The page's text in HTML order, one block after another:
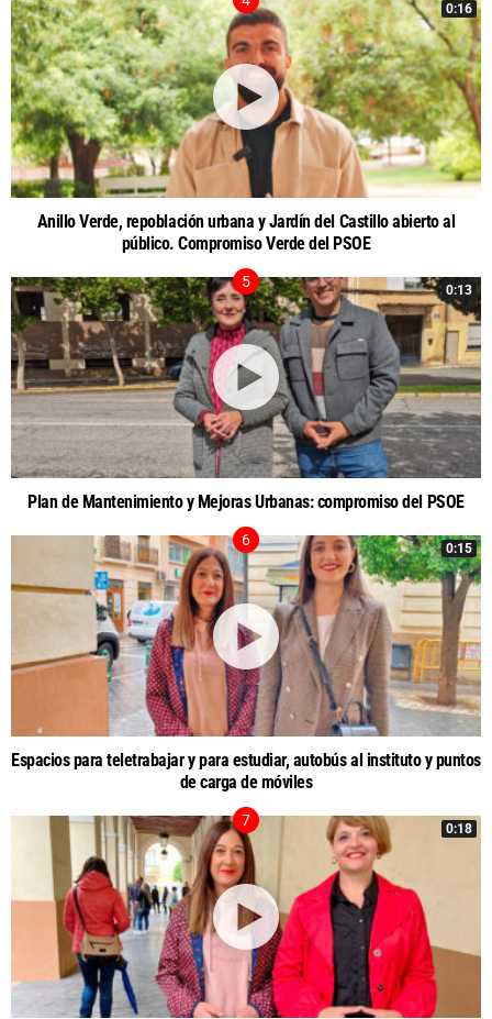
0:16
Anillo Verde, repoblación urbana y Jardín del Castillo abierto al
público. Compromiso Verde del PSOE
0:13
Plan de Mantenimiento y Mejoras Urbanas: compromiso del PSOE
0:15
Espacios para teletrabajar y para estudiar, autobús al instituto y puntos
de carga de móviles
0:18